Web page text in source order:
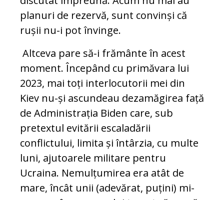
planuri de rezervă, sunt convinși că
rușii nu-i pot învinge.
Altceva pare să-i frământe în acest
moment. Începând cu primăvara lui
2023, mai toți interlocutorii mei din
Kiev nu-și ascundeau dezamăgirea față
de Administrația Biden care, sub
pretextul evitării escaladării
conflictului, limita și întârzia, cu multe
luni, ajutoarele militare pentru
Ucraina. Nemulțumirea era atât de
mare, încât unii (adevărat, puțini) mi-